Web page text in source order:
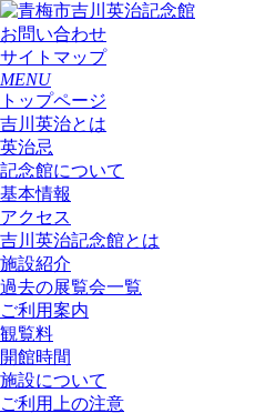
お問い合わせ
サイトマップ
MENU
トップページ
吉川英治とは
英治忌
記念館について
基本情報
アクセス
吉川英治記念館とは
施設紹介
過去の展覧会一覧
ご利用案内
観覧料
開館時間
施設について
ご利用上の注意